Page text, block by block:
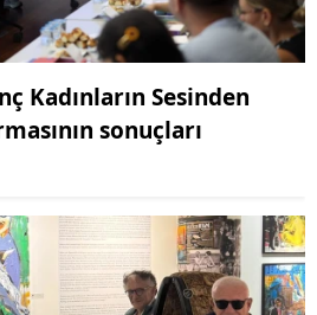
Kadınların Sesinden
sonuçları